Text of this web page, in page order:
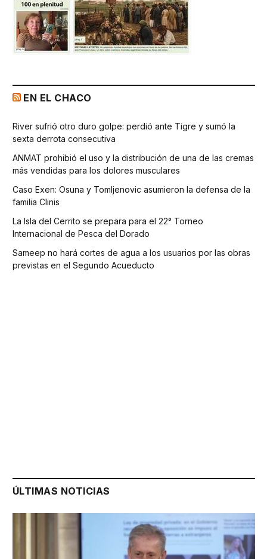
EN EL CHACO
River sufrió otro duro golpe: perdió ante Tigre y sumó la
sexta derrota consecutiva
ANMAT prohibió el uso y la distribución de una de las cremas
más vendidas para los dolores musculares
Caso Exen: Osuna y Tomljenovic asumieron la defensa de la
familia Clinis
La Isla del Cerrito se prepara para el 22° Torneo
Internacional de Pesca del Dorado
Sameep no hará cortes de agua a los usuarios por las obras
previstas en el Segundo Acueducto
ÚLTIMAS NOTICIAS